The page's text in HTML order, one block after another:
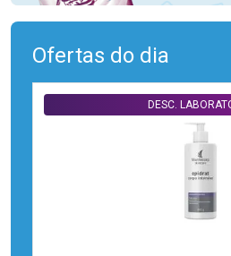
Ofertas do dia
DESC.